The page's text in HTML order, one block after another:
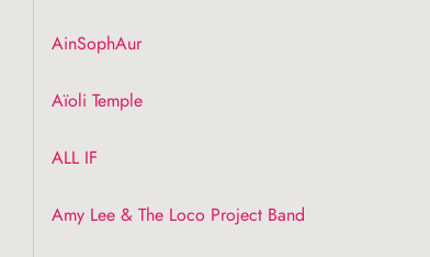
AinSophAur
Aïoli Temple
ALL IF
Amy Lee & The Loco Project Band